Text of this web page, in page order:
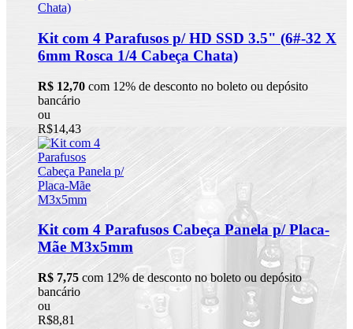
Kit com 4 Parafusos p/ HD SSD 3.5" (6#-32 X
6mm Rosca 1/4 Cabeça Chata)
R$ 12,70 com 12% de desconto no boleto ou depósito
bancário
ou
R$14,43
Kit com 4 Parafusos Cabeça Panela p/ Placa-
Mãe M3x5mm
R$ 7,75 com 12% de desconto no boleto ou depósito
bancário
ou
R$8,81